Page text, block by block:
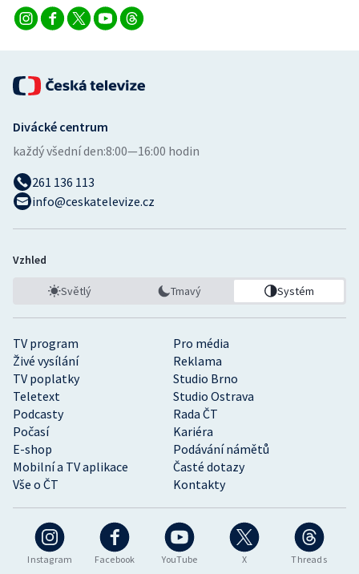
Instagram Facebook YouTube X Threads
TV program
Pro média
Živé vysílání
Reklama
TV poplatky
Studio Brno
Teletext
Studio Ostrava
Podcasty
Rada ČT
Počasí
Kariéra
E-shop
Podávání námětů
Mobilní a TV aplikace
Časté dotazy
Vše o ČT
Kontakty
Divácké centrum
každý všední den:8:00—16:00 hodin
261 136 113
info@ceskatelevize.cz
Vzhled
Světlý Tmavý Systém